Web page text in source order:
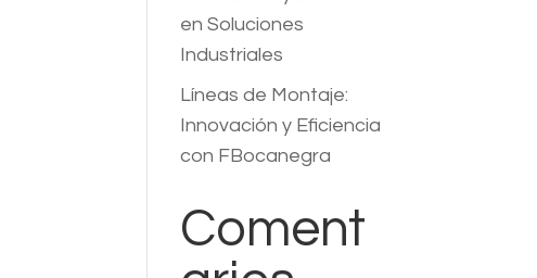
en Soluciones
Industriales
Líneas de Montaje:
Innovación y Eficiencia
con FBocanegra
Coment